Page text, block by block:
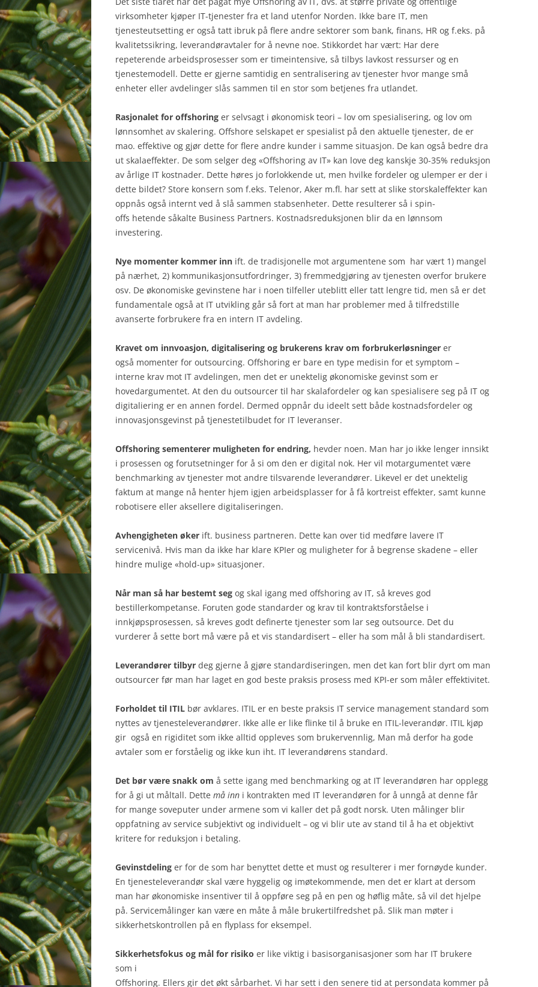
STRATEGIUTVIKLING
TEKNOLOGI
IT
VIRKSOMHETSKRITISKE
PRODUCT
DIGITALISERING NYTTIGE
SOSIALE
virksomheter kjøper IT-tjenester fra et land utenfor Norden. Ikke bare IT, men
tjenesteutsetting er også tatt ibruk på flere andre sektorer som bank, finans, HR og f.eks. på
kvalitetssikring, leverandøravtaler for å nevne noe. Stikkordet har vært: Har dere
repeterende arbeidsprosesser som er timeintensive, så tilbys lavkost ressurser og en
tjenestemodell. Dette er gjerne samtidig en sentralisering av tjenester hvor mange små
enheter eller avdelinger slås sammen til en stor som betjenes fra utlandet.
Rasjonalet for offshoring er selvsagt i økonomisk teori – lov om spesialisering, og lov om
lønnsomhet av skalering. Offshore selskapet er spesialist på den aktuelle tjenester, de er
mao. effektive og gjør dette for flere andre kunder i samme situasjon. De kan også bedre dra
ut skalaeffekter. De som selger deg «Offshoring av IT» kan love deg kanskje 30-35% reduksjon
av årlige IT kostnader. Dette høres jo forlokkende ut, men hvilke fordeler og ulemper er der i
dette bildet? Store konsern som f.eks. Telenor, Aker m.fl. har sett at slike storskaleffekter kan
oppnås også internt ved å slå sammen stabsenheter. Dette resulterer så i spin-
offs hetende såkalte Business Partners. Kostnadsreduksjonen blir da en lønnsom
investering.
Nye momenter kommer inn ift. de tradisjonelle mot argumentene som har vært 1) mangel
på nærhet, 2) kommunikasjonsutfordringer, 3) fremmedgjøring av tjenesten overfor brukere
osv. De økonomiske gevinstene har i noen tilfeller uteblitt eller tatt lengre tid, men så er det
fundamentale også at IT utvikling går så fort at man har problemer med å tilfredstille
avanserte forbrukere fra en intern IT avdeling.
Kravet om innvoasjon, digitalisering og brukerens krav om forbrukerløsninger er
også momenter for outsourcing. Offshoring er bare en type medisin for et symptom –
interne krav mot IT avdelingen, men det er unektelig økonomiske gevinst som er
hovedargumentet. At den du outsourcer til har skalafordeler og kan spesialisere seg på IT og
digitaliering er en annen fordel. Dermed oppnår du ideelt sett både kostnadsfordeler og
innovasjonsgevinst på tjenestetilbudet for IT leveranser.
Offshoring sementerer muligheten for endring, hevder noen. Man har jo ikke lenger innsikt
i prosessen og forutsetninger for å si om den er digital nok. Her vil motargumentet være
benchmarking av tjenester mot andre tilsvarende leverandører. Likevel er det unektelig
faktum at mange nå henter hjem igjen arbeidsplasser for å få kortreist effekter, samt kunne
robotisere eller aksellere digitaliseringen.
Avhengigheten øker ift. business partneren. Dette kan over tid medføre lavere IT
servicenivå. Hvis man da ikke har klare KPIer og muligheter for å begrense skadene – eller
hindre mulige «hold-up» situasjoner.
Når man så har bestemt seg og skal igang med offshoring av IT, så kreves god
bestillerkompetanse. Foruten gode standarder og krav til kontraktsforståelse i
innkjøpsprosessen, så kreves godt definerte tjenester som lar seg outsource. Det du
vurderer å sette bort må være på et vis standardisert – eller ha som mål å bli standardisert.
Leverandører tilbyr deg gjerne å gjøre standardiseringen, men det kan fort blir dyrt om man
outsourcer før man har laget en god beste praksis prosess med KPI-er som måler effektivitet.
Forholdet til ITIL bør avklares. ITIL er en beste praksis IT service management standard som
nyttes av tjenesteleverandører. Ikke alle er like flinke til å bruke en ITIL-leverandør. ITIL kjøp
gir også en rigiditet som ikke alltid oppleves som brukervennlig, Man må derfor ha gode
avtaler som er forståelig og ikke kun iht. IT leverandørens standard.
Det bør være snakk om å sette igang med benchmarking og at IT leverandøren har opplegg
for å gi ut måltall. Dette må inn i kontrakten med IT leverandøren for å unngå at denne får
for mange soveputer under armene som vi kaller det på godt norsk. Uten målinger blir
oppfatning av service subjektivt og individuelt – og vi blir ute av stand til å ha et objektivt
kritere for reduksjon i betaling.
Gevinstdeling er for de som har benyttet dette et must og resulterer i mer fornøyde kunder.
En tjenesteleverandør skal være hyggelig og imøtekommende, men det er klart at dersom
man har økonomiske insentiver til å oppføre seg på en pen og høflig måte, så vil det hjelpe
på. Servicemålinger kan være en måte å måle brukertilfredshet på. Slik man møter i
sikkerhetskontrollen på en flyplass for eksempel.
Sikkerhetsfokus og mål for risiko er like viktig i basisorganisasjoner som har IT brukere
som i
Offshoring. Ellers gir det økt sårbarhet. Vi har sett i den senere tid at persondata kommer på